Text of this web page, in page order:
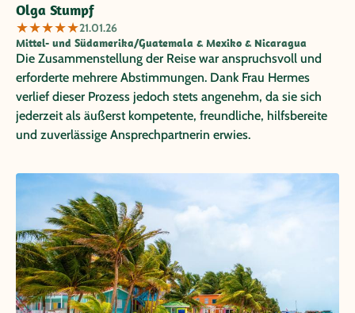
Olga Stumpf
★★★★★21.01.26
Mittel- und Südamerika/Guatemala & Mexiko & Nicaragua
Die Zusammenstellung der Reise war anspruchsvoll und
erforderte mehrere Abstimmungen. Dank Frau Hermes
verlief dieser Prozess jedoch stets angenehm, da sie sich
jederzeit als äußerst kompetente, freundliche, hilfsbereite
und zuverlässige Ansprechpartnerin erwies.